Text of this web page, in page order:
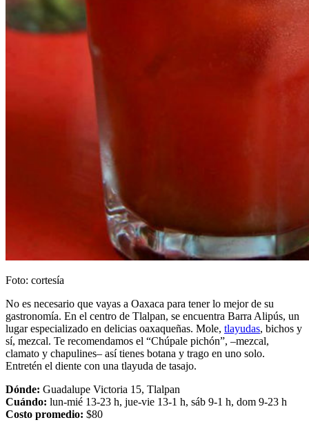
Foto: cortesía
No es necesario que vayas a Oaxaca para tener lo mejor de su
gastronomía. En el centro de Tlalpan, se encuentra Barra Alipús, un
lugar especializado en delicias oaxaqueñas. Mole, tlayudas, bichos y
sí, mezcal. Te recomendamos el “Chúpale pichón”, –mezcal,
clamato y chapulines– así tienes botana y trago en uno solo.
Entretén el diente con una tlayuda de tasajo.
Dónde: Guadalupe Victoria 15, Tlalpan
Cuándo: lun-mié 13-23 h, jue-vie 13-1 h, sáb 9-1 h, dom 9-23 h
Costo promedio: $80